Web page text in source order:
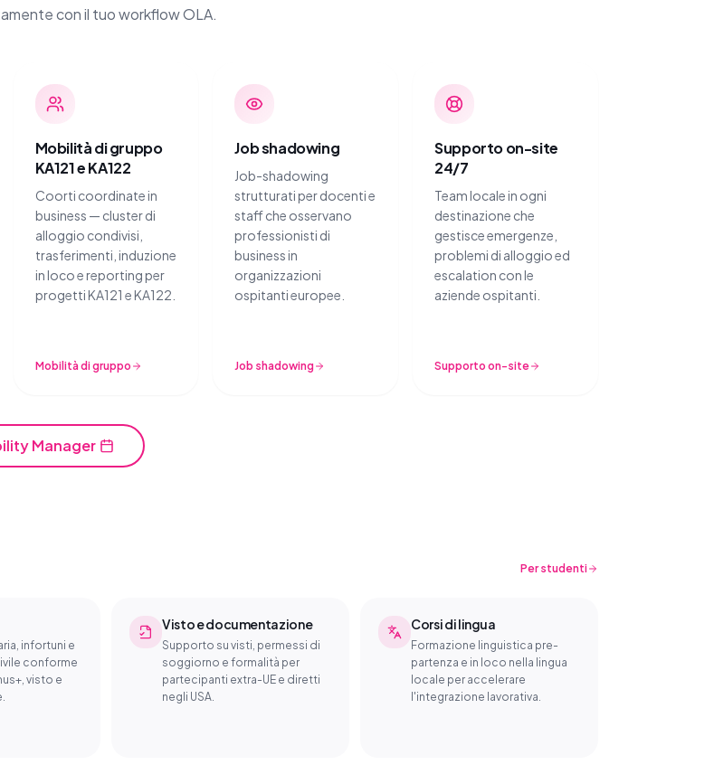
con il tuo workflow OLA.
Mobilità di gruppo
KA121 e KA122
Coorti coordinate in
business — cluster di
alloggio condivisi,
trasferimenti, induzione
in loco e reporting per
progetti KA121 e KA122.
Mobilità di gruppo
Job shadowing
Job-shadowing
strutturati per docenti e
staff che osservano
professionisti di
business in
organizzazioni
ospitanti europee.
Job shadowing
Supporto on-site
24/7
Team locale in ogni
destinazione che
gestisce emergenze,
problemi di alloggio ed
escalation con le
aziende ospitanti.
Supporto on-site
Manager
Per studenti
infortuni e
conforme
visto e
Visto e documentazione
Supporto su visti, permessi di
soggiorno e formalità per
partecipanti extra-UE e diretti
negli USA.
Corsi di lingua
Formazione linguistica pre-
partenza e in loco nella lingua
locale per accelerare
l'integrazione lavorativa.